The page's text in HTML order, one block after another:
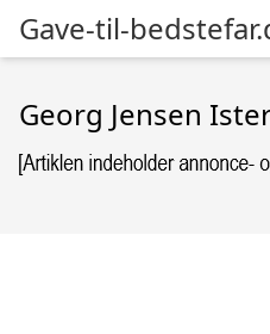
Gave-til-
Georg Jensen